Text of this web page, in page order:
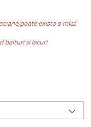
exista o mica
baituri si lacuri